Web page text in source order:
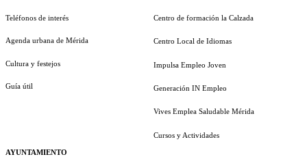
Teléfonos de interés
Agenda urbana de Mérida
Cultura y festejos
Guía útil
AYUNTAMIENTO
Centro de formación la Calzada
Centro Local de Idiomas
Impulsa Empleo Joven
Generación IN Empleo
Vives Emplea Saludable Mérida
Cursos y Actividades